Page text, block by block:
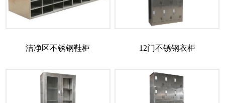
洁净区不锈钢鞋柜 12门不锈钢衣柜